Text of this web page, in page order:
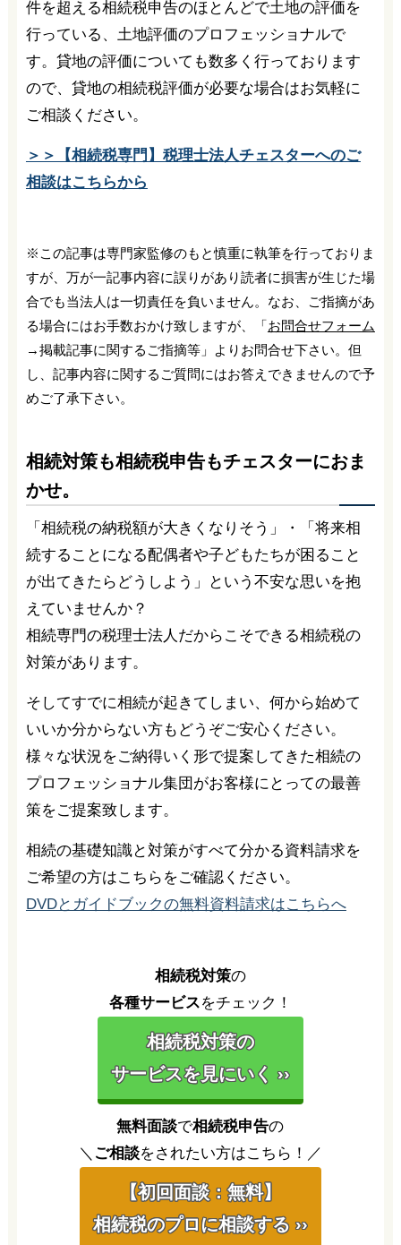
件を超える相続税申告のほとんどで土地の評価を
行っている、土地評価のプロフェッショナルで
す。貸地の評価についても数多く行っております
ので、貸地の相続税評価が必要な場合はお気軽に
ご相談ください。
＞＞【相続税専門】税理士法人チェスターへのご
相談はこちらから
※この記事は専門家監修のもと慎重に執筆を行っておりま
すが、万が一記事内容に誤りがあり読者に損害が生じた場
合でも当法人は一切責任を負いません。なお、ご指摘があ
る場合にはお手数おかけ致しますが、「お問合せフォーム
→掲載記事に関するご指摘等」よりお問合せ下さい。但
し、記事内容に関するご質問にはお答えできませんので予
めご了承下さい。
相続対策も相続税申告もチェスターにおま
かせ。
「相続税の納税額が大きくなりそう」・「将来相
続することになる配偶者や子どもたちが困ること
が出てきたらどうしよう」という不安な思いを抱
えていませんか？
相続専門の税理士法人だからこそできる相続税の
対策があります。
そしてすでに相続が起きてしまい、何から始めて
いいか分からない方もどうぞご安心ください。
様々な状況をご納得いく形で提案してきた相続の
プロフェッショナル集団がお客様にとっての最善
策をご提案致します。
相続の基礎知識と対策がすべて分かる資料請求を
ご希望の方はこちらをご確認ください。
DVDとガイドブックの無料資料請求はこちらへ
相続税対策の
各種サービスをチェック！
相続税対策の
サービスを見にいく ››
無料面談で相続税申告の
＼ ご相談をされたい方はこちら！／
【初回面談：無料】
相続税のプロに相談する ››